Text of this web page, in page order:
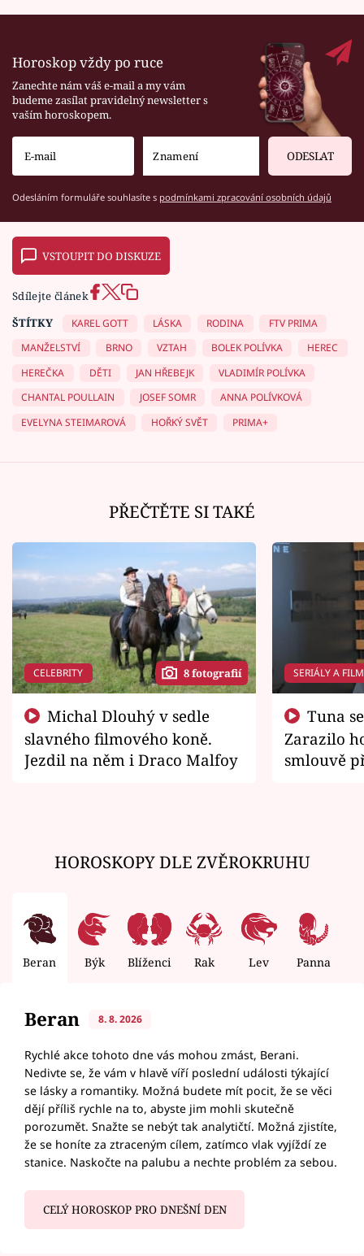
Horoskop vždy po ruce
Zanechte nám váš e-mail a my vám
budeme zasílat pravidelný newsletter s
vaším horoskopem.
ODESLAT
Odesláním formuláře souhlasíte s podmínkami zpracování osobních údajů
VSTOUPIT DO DISKUZE
Sdílejte článek
ŠTÍTKY
KAREL GOTT LÁSKA RODINA
FTV PRIMA
MANŽELSTVÍ
BRNO VZTAH BOLEK POLÍVKA
HEREC
HEREČKA
DĚTI JAN HŘEBEJK
VLADIMÍR POLÍVKA
CHANTAL POULLAIN
JOSEF SOMR
ANNA POLÍVKOVÁ
EVELYNA STEIMAROVÁ
HOŘKÝ SVĚT PRIMA+
PŘEČTĚTE SI TAKÉ
CELEBRITY 8 fotografií
slavného filmového koně.
Jezdil na něm i Draco Malfoy
SERIÁLY A
Zarazilo
smlouvě
HOROSKOPY DLE ZVĚROKRUHU
Beran Býk Blíženci Rak Lev Panna
Beran 8. 8. 2026
Rychlé akce tohoto dne vás mohou zmást, Berani.
Nedivte se, že vám v hlavě víří poslední události týkající
se lásky a romantiky. Možná budete mít pocit, že se věci
dějí příliš rychle na to, abyste jim mohli skutečně
porozumět. Snažte se nebýt tak analytičtí. Možná zjistíte,
že se honíte za ztraceným cílem, zatímco vlak vyjíždí ze
stanice. Naskočte na palubu a nechte problém za sebou.
CELÝ HOROSKOP PRO DNEŠNÍ DEN